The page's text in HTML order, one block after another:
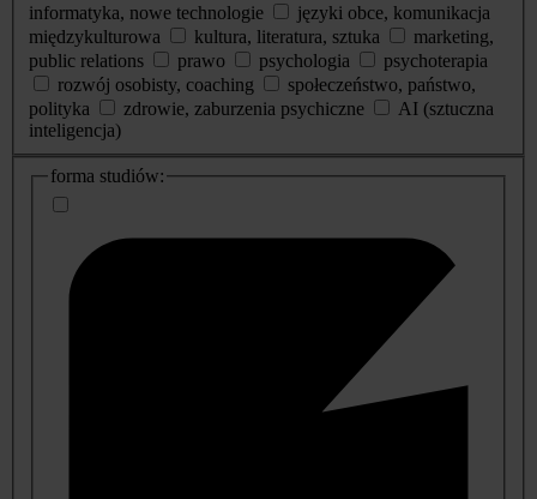
informatyka, nowe technologie
języki obce, komunikacja
międzykulturowa
kultura, literatura, sztuka
marketing,
public relations
prawo psychologia
psychoterapia
rozwój osobisty, coaching
społeczeństwo, państwo,
polityka
zdrowie, zaburzenia psychiczne
AI (sztuczna
inteligencja)
dodatkowe
informacje
forma studiów: